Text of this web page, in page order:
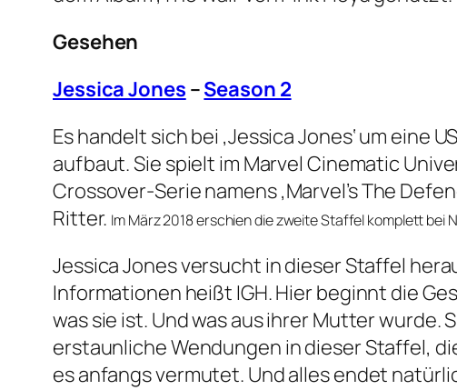
Gesehen
Jessica Jones –Season 2
Es handelt sich bei ‚Jessica Jones‘ um eine
aufbaut. Sie spielt im Marvel Cinematic
Crossover-Serie namens ‚Marvel’s The
Ritter. Im März 2018 erschien die zweite Staffel komplett bei
Jessica Jones versucht in dieser Staffel
Informationen heißt IGH. Hier beginnt die
was sie ist. Und was aus ihrer Mutter
erstaunliche Wendungen in dieser Staffel,
es anfangs vermutet. Und alles endet